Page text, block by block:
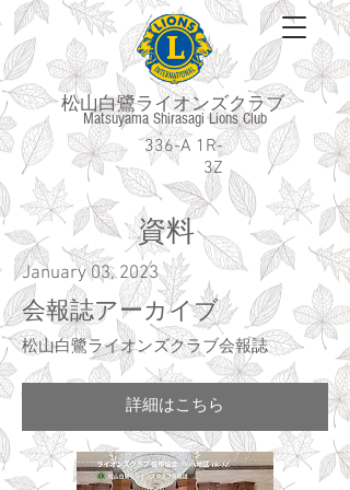
松山白鷺ライオンズクラブ
Matsuyama Shirasagi Lions Club
336-A 1R-
3Z
​資料
January 03, 2023
会報誌アーカイブ
松山白鷺ライオンズクラブ会報誌
詳細はこちら